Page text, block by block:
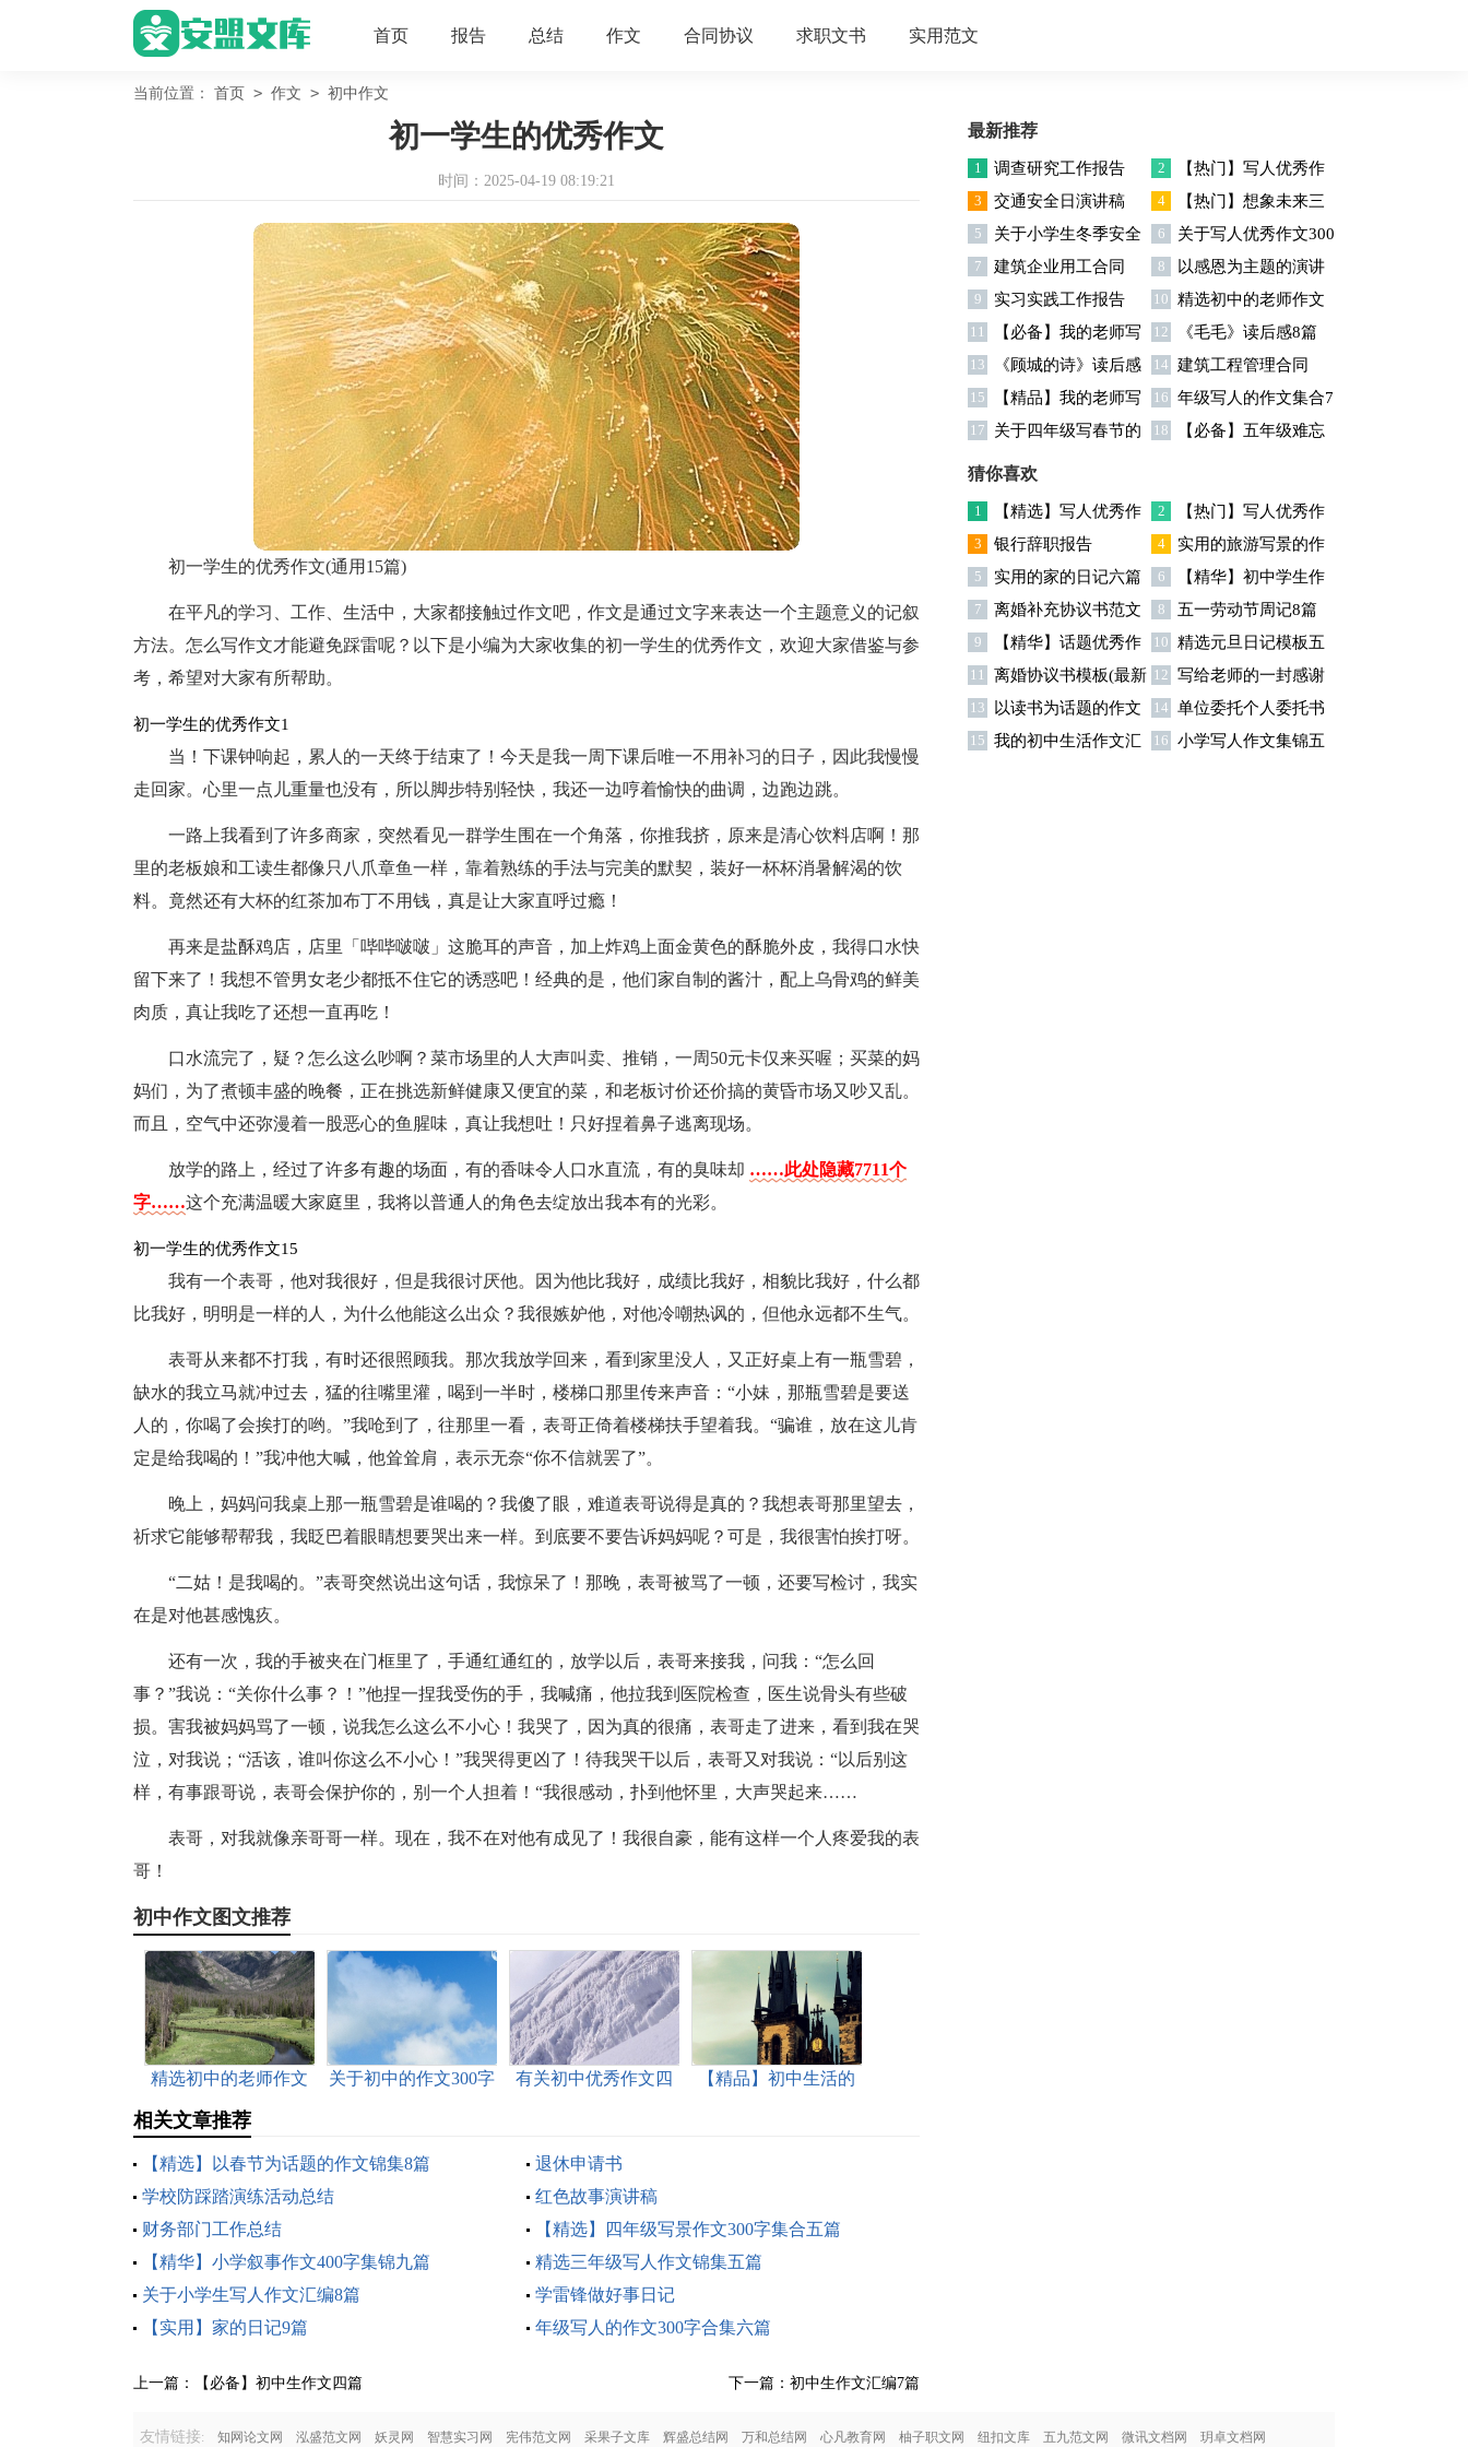
首页 报告 总结 作文 合同协议 求职文书 实用范文
当前位置： 首页 > 作文 > 初中作文
初一学生的优秀作文
时间：2025-04-19 08:19:21
初一学生的优秀作文(通用15篇)
在平凡的学习、工作、生活中，大家都接触过作文吧，作文是通过文字来表达一个主题意义的记叙
方法。怎么写作文才能避免踩雷呢？以下是小编为大家收集的初一学生的优秀作文，欢迎大家借鉴与参
考，希望对大家有所帮助。
初一学生的优秀作文1
当！下课钟响起，累人的一天终于结束了！今天是我一周下课后唯一不用补习的日子，因此我慢慢
走回家。心里一点儿重量也没有，所以脚步特别轻快，我还一边哼着愉快的曲调，边跑边跳。
一路上我看到了许多商家，突然看见一群学生围在一个角落，你推我挤，原来是清心饮料店啊！那
里的老板娘和工读生都像只八爪章鱼一样，靠着熟练的手法与完美的默契，装好一杯杯消暑解渴的饮
料。竟然还有大杯的红茶加布丁不用钱，真是让大家直呼过瘾！
再来是盐酥鸡店，店里「哔哔啵啵」这脆耳的声音，加上炸鸡上面金黄色的酥脆外皮，我得口水快
留下来了！我想不管男女老少都抵不住它的诱惑吧！经典的是，他们家自制的酱汁，配上乌骨鸡的鲜美
肉质，真让我吃了还想一直再吃！
口水流完了，疑？怎么这么吵啊？菜市场里的人大声叫卖、推销，一周50元卡仅来买喔；买菜的妈
妈们，为了煮顿丰盛的晚餐，正在挑选新鲜健康又便宜的菜，和老板讨价还价搞的黄昏市场又吵又乱。
而且，空气中还弥漫着一股恶心的鱼腥味，真让我想吐！只好捏着鼻子逃离现场。
放学的路上，经过了许多有趣的场面，有的香味令人口水直流，有的臭味却 ……此处隐藏7711个
字……这个充满温暖大家庭里，我将以普通人的角色去绽放出我本有的光彩。
初一学生的优秀作文15
我有一个表哥，他对我很好，但是我很讨厌他。因为他比我好，成绩比我好，相貌比我好，什么都
比我好，明明是一样的人，为什么他能这么出众？我很嫉妒他，对他冷嘲热讽的，但他永远都不生气。
表哥从来都不打我，有时还很照顾我。那次我放学回来，看到家里没人，又正好桌上有一瓶雪碧，
缺水的我立马就冲过去，猛的往嘴里灌，喝到一半时，楼梯口那里传来声音：“小妹，那瓶雪碧是要送
人的，你喝了会挨打的哟。”我呛到了，往那里一看，表哥正倚着楼梯扶手望着我。“骗谁，放在这儿肯
定是给我喝的！”我冲他大喊，他耸耸肩，表示无奈“你不信就罢了”。
晚上，妈妈问我桌上那一瓶雪碧是谁喝的？我傻了眼，难道表哥说得是真的？我想表哥那里望去，
祈求它能够帮帮我，我眨巴着眼睛想要哭出来一样。到底要不要告诉妈妈呢？可是，我很害怕挨打呀。
“二姑！是我喝的。”表哥突然说出这句话，我惊呆了！那晚，表哥被骂了一顿，还要写检讨，我实
在是对他甚感愧疚。
还有一次，我的手被夹在门框里了，手通红通红的，放学以后，表哥来接我，问我：“怎么回
事？”我说：“关你什么事？！”他捏一捏我受伤的手，我喊痛，他拉我到医院检查，医生说骨头有些破
损。害我被妈妈骂了一顿，说我怎么这么不小心！我哭了，因为真的很痛，表哥走了进来，看到我在哭
泣，对我说；“活该，谁叫你这么不小心！”我哭得更凶了！待我哭干以后，表哥又对我说：“以后别这
样，有事跟哥说，表哥会保护你的，别一个人担着！“我很感动，扑到他怀里，大声哭起来……
表哥，对我就像亲哥哥一样。现在，我不在对他有成见了！我很自豪，能有这样一个人疼爱我的表
哥！
初中作文图文推荐
精选初中的老师作文
关于初中的作文300字
有关初中优秀作文四
【精品】初中生活的
相关文章推荐
【精选】以春节为话题的作文锦集8篇
退休申请书
学校防踩踏演练活动总结
红色故事演讲稿
财务部门工作总结
【精选】四年级写景作文300字集合五篇
【精华】小学叙事作文400字集锦九篇
精选三年级写人作文锦集五篇
关于小学生写人作文汇编8篇
学雷锋做好事日记
【实用】家的日记9篇
年级写人的作文300字合集六篇
上一篇： 【必备】初中生作文四篇 下一篇： 初中生作文汇编7篇
最新推荐
1 调查研究工作报告 2
【热门】写人优秀作
文300字集合7篇
3 交通安全日演讲稿 4
【热门】想象未来三
年级作文汇编7篇
5
关于小学生冬季安全
演讲稿
6
关于写人优秀作文300
字汇编六篇
7 建筑企业用工合同 8
以感恩为主题的演讲
稿
9 实习实践工作报告 10 精选初中的老师作文
锦集十篇
11
【必备】我的老师写
人作文集合八篇
12 《毛毛》读后感8篇
13 《顾城的诗》读后感 14 建筑工程管理合同
15
【精品】我的老师写
人作文集合5篇
16 年级写人的作文集合7
篇
17
关于四年级写春节的
作文4篇
18
【必备】五年级难忘
篇
猜你喜欢
1
【精选】写人优秀作
文300字集锦八篇
2
【热门】写人优秀作
文300字汇总8篇
3 银行辞职报告 4
实用的旅游写景的作
文汇总九篇
5 实用的家的日记六篇 6
【精华】初中学生作
文600字集合十篇
7
离婚补充协议书范文
合集九篇
8 五一劳动节周记8篇
9
【精华】话题优秀作
文300字集合9篇
10 精选元旦日记模板五
篇
11
离婚协议书模板(最新
版)
12 写给老师的一封感谢
信模板汇编9篇
13
以读书为话题的作文
(精选15篇)
14 单位委托个人委托书
15篇
15 我的初中生活作文汇
16 小学写人作文集锦五
友情链接: 知网论文网 泓盛范文网 妖灵网 智慧实习网 宪伟范文网 采果子文库 辉盛总结网 万和总结网 心凡教育网 柚子职文网 纽扣文库 五九范文网 微讯文档网 玥卓文档网